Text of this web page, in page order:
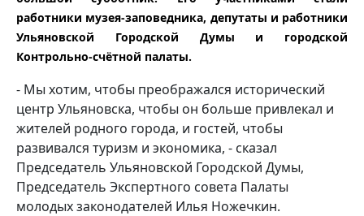
работники музея-заповедника, депутаты и работники
Ульяновской Городской Думы и городской
Контрольно-счётной палаты.
- Мы хотим, чтобы преображался исторический
центр Ульяновска, чтобы он больше привлекал и
жителей родного города, и гостей, чтобы
развивался туризм и экономика, - сказал
Председатель Ульяновской Городской Думы,
Председатель Экспертного совета Палаты
молодых законодателей Илья Ножечкин.